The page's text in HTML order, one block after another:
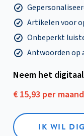
Artikelen voor
Onbeperkt
Antwoorden op
Neem het
€ 15,93 per
IK WIL